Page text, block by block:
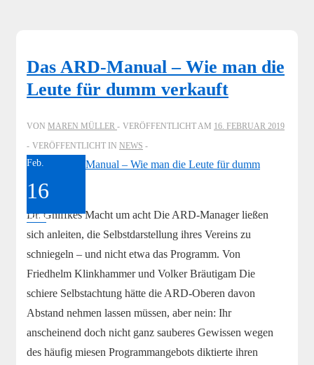
Das ARD-Manual – Wie man die
Leute für dumm verkauft
VON MAREN MÜLLER VERÖFFENTLICHT AM 16. FEBRUAR 2019
VERÖFFENTLICHT IN NEWS
Feb.
16
2019
Dr. Gniffkes Macht um acht Die ARD-Manager ließen
sich anleiten, die Selbstdarstellung ihres Vereins zu
schniegeln – und nicht etwa das Programm. Von
Friedhelm Klinkhammer und Volker Bräutigam Die
schiere Selbstachtung hätte die ARD-Oberen davon
Abstand nehmen lassen müssen, aber nein: Ihr
anscheinend doch nicht ganz sauberes Gewissen wegen
des häufig miesen Programmangebots diktierte ihren